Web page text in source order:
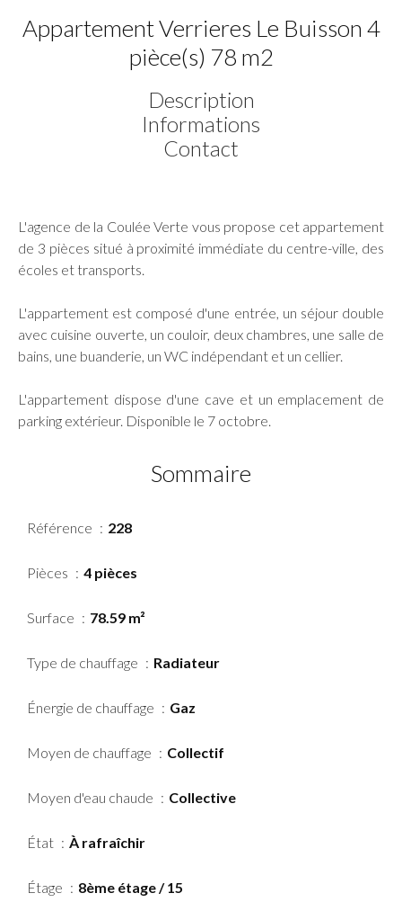
Appartement Verrieres Le Buisson 4
pièce(s) 78 m2
Description
Informations
Contact
L'agence de la Coulée Verte vous propose cet appartement
de 3 pièces situé à proximité immédiate du centre-ville, des
écoles et transports.
L'appartement est composé d'une entrée, un séjour double
avec cuisine ouverte, un couloir, deux chambres, une salle de
bains, une buanderie, un WC indépendant et un cellier.
L'appartement dispose d'une cave et un emplacement de
parking extérieur. Disponible le 7 octobre.
Sommaire
Référence 228
Pièces 4 pièces
Surface 78.59 m²
Type de chauffage Radiateur
Énergie de chauffage Gaz
Moyen de chauffage Collectif
Moyen d'eau chaude Collective
État À rafraîchir
Étage 8ème étage / 15